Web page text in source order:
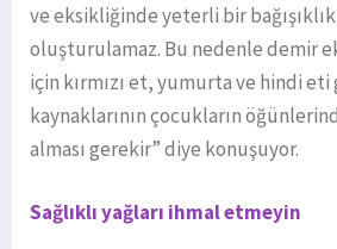
ve eksikliğinde yeterli bir bağışıklık
oluşturulamaz. Bu nedenle demir
için kırmızı et, yumurta ve hindi eti
kaynaklarının çocukların
alması gerekir” diye konuşuyor.
Sağlıklı yağları ihmal etmeyin